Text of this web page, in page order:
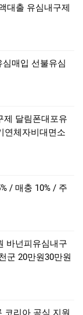
대출 유심내구제
매입 선불유심
제 달림폰대포유
연체자비대면소
/ 매충 10% / 주
바넌피유심내구
군 20만원30만원
코리아 공식 지원